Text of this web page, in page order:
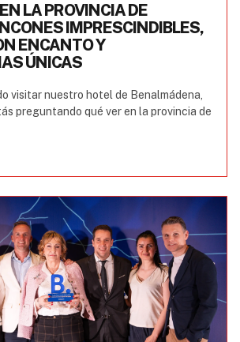
LA PROVINCIA DE
IMPRESCINDIBLES,
ENCANTO Y
ÚNICAS
visitar nuestro hotel de Benalmádena,
preguntando qué ver en la provincia de